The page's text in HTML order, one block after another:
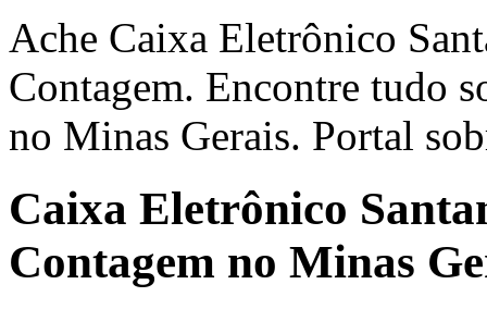
Ache Caixa Eletrônico
Contagem. Encontre tudo
no Minas Gerais. Portal
Caixa Eletrônico
Contagem no Minas